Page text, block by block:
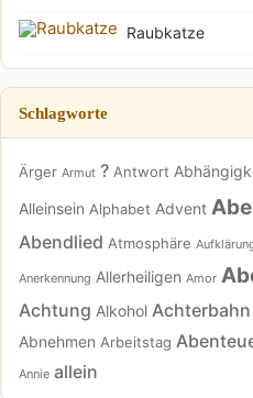
Raubkatze
Schlagworte
Ärger Armut ? Antwort
Alleinsein Alphabet Advent
Abendlied Atmosphäre
Anerkennung Allerheiligen Amor
Achtung Alkohol Achterbahn
Abnehmen Arbeitstag
Annie allein